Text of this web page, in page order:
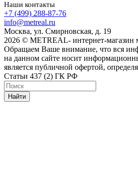
Наши контакты
+7 (499) 288-87-76
info@metreal.ru
Москва, ул. Смирновская, д. 19
2026 © METREAL- интернет-магазин
Обращаем Ваше внимание, что вся
на данном сайте носит
является публичной офертой,
Статьи 437 (2) ГК РФ
Найти